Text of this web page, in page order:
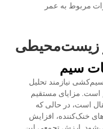
مربوط به عمر
و زیست‌محیطی
سیم
نیازمند تحلیل
است. مزایای مستقیم
است، در حالی که
خنک‌کننده، افزایش